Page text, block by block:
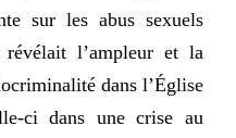
sur les abus sexuels
l’ampleur et la
dans l’Église
ci dans une crise au